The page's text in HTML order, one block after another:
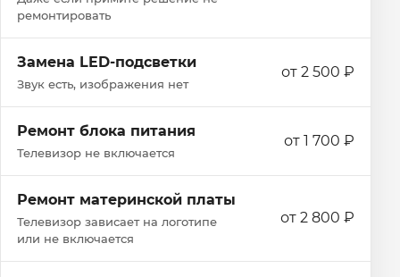
ремонтировать
Замена LED-подсветки
Звук есть, изображения нет
от 2 500 ₽
Ремонт блока питания
Телевизор не включается
от 1 700 ₽
Ремонт материнской платы
Телевизор зависает на логотипе
или не включается
от 2 800 ₽